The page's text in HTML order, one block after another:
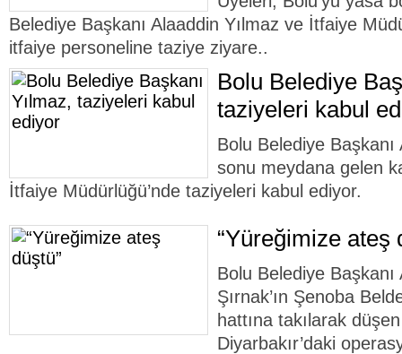
Belediye Başkanı Alaaddin Yılmaz ve İtfaiye
itfaiye personeline taziye ziyare..
Bolu Belediye
taziyeleri kabul
Bolu Belediye
sonu meydana gelen
İtfaiye Müdürlüğü’nde taziyeleri kabul ediyor.
“Yüreğimize ateş
Bolu Belediye Başkanı
Şırnak’ın Şenoba
hattına takılarak
Diyarbakır’daki